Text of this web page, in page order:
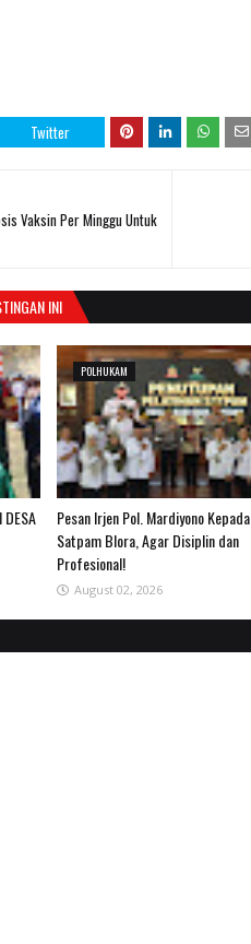
Twitter
Vaksin Per Minggu Untuk
INI
DESA
POLHUKAM
Pesan Irjen Pol. Mardiyono Kepada
Satpam Blora, Agar Disiplin dan
Profesional!
August 02, 2026